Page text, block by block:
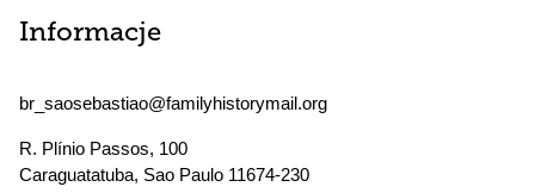
Informacje
br_saosebastiao@familyhistorymail.org
R. Plínio Passos, 100
Caraguatatuba, Sao Paulo 11674-230